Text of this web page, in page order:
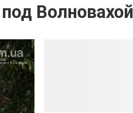
Волновахой